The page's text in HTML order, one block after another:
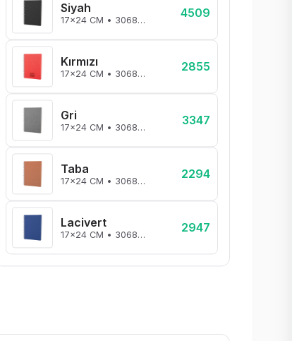
Siyah
17x24 CM • 306801 4509
Kırmızı
17x24 CM • 306804 2855
Gri
17x24 CM • 306822 3347
Taba
17x24 CM • 306825 2294
Lacivert
17x24 CM • 306805 2947